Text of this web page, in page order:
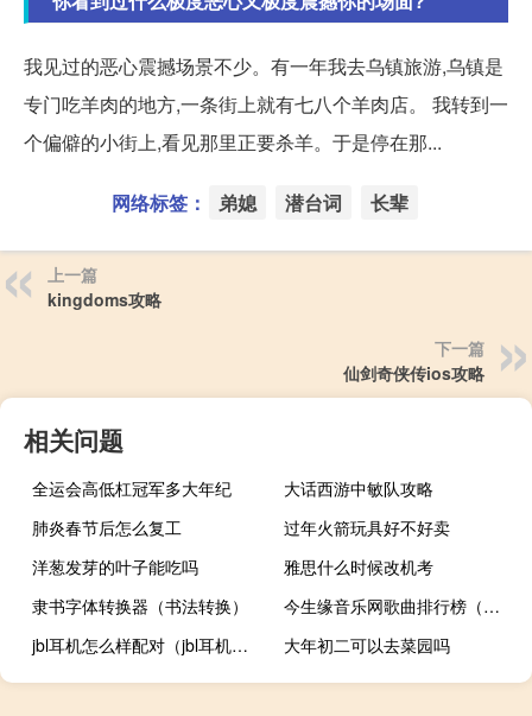
我见过的恶心震撼场景不少。有一年我去乌镇旅游,乌镇是
专门吃羊肉的地方,一条街上就有七八个羊肉店。 我转到一
个偏僻的小街上,看见那里正要杀羊。于是停在那...
网络标签： 弟媳 潜台词 长辈
上一篇
kingdoms攻略
下一篇
仙剑奇侠传ios攻略
相关问题
全运会高低杠冠军多大年纪
大话西游中敏队攻略
肺炎春节后怎么复工
过年火箭玩具好不好卖
洋葱发芽的叶子能吃吗
雅思什么时候改机考
隶书字体转换器（书法转换）
今生缘音乐网歌曲排行榜（今生缘音乐网）
jbl耳机怎么样配对（jbl耳机怎么样）
大年初二可以去菜园吗